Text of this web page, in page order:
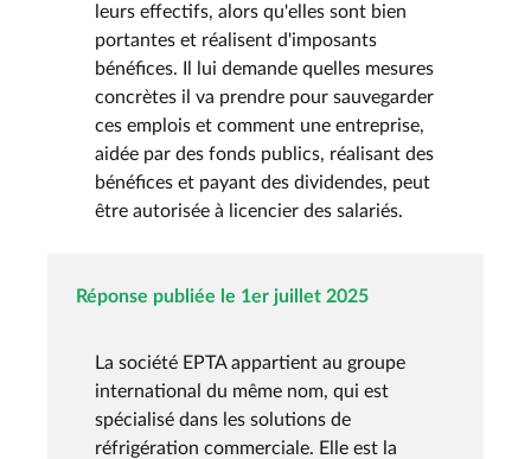
leurs effectifs, alors qu'elles sont bien
portantes et réalisent d'imposants
bénéfices. Il lui demande quelles mesures
concrètes il va prendre pour sauvegarder
ces emplois et comment une entreprise,
aidée par des fonds publics, réalisant des
bénéfices et payant des dividendes, peut
être autorisée à licencier des salariés.
Réponse publiée le 1er juillet 2025
La société EPTA appartient au groupe
international du même nom, qui est
spécialisé dans les solutions de
réfrigération commerciale. Elle est la